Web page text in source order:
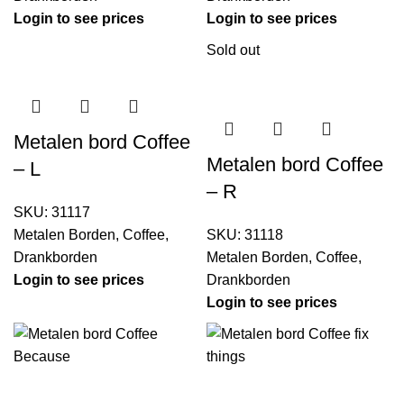
Login to see prices
Login to see prices
Metalen bord Coffee
– L
SKU: 31117
Metalen Borden, Coffee,
Drankborden
Login to see prices
Sold out
Metalen bord Coffee
– R
SKU: 31118
Metalen Borden, Coffee,
Drankborden
Login to see prices